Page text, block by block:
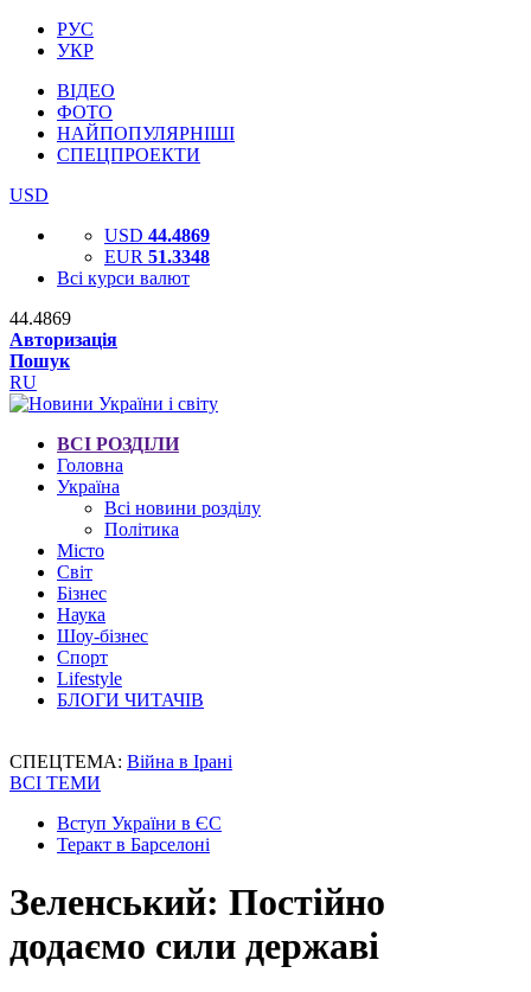
РУС
УКР
ВІДЕО
ФОТО
НАЙПОПУЛЯРНІШІ
СПЕЦПРОЕКТИ
USD
USD 44.4869
EUR 51.3348
Всі курси валют
44.4869
Авторизація
Пошук
RU
ВСІ РОЗДІЛИ
Головна
Україна
Всі новини розділу
Політика
Місто
Світ
Бізнес
Наука
Шоу-бізнес
Спорт
Lifestyle
БЛОГИ ЧИТАЧІВ
СПЕЦТЕМА: Війна в Ірані
ВСІ ТЕМИ
Вступ України в ЄС
Теракт в Барселоні
Зеленський: Постійно
додаємо сили державі